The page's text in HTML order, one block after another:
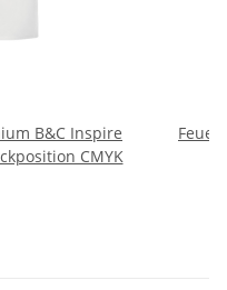
B&C Inspire
CMYK